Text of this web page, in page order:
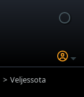
Veljessota